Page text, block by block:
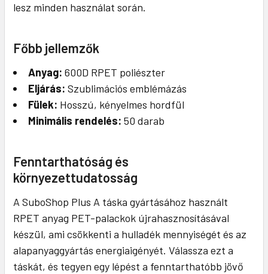
lesz minden használat során.
Főbb jellemzők
Anyag: 600D RPET poliészter
Eljárás: Szublimációs emblémázás
Fülek: Hosszú, kényelmes hordfül
Minimális rendelés: 50 darab
Fenntarthatóság és
környezettudatosság
A SuboShop Plus A táska gyártásához használt
RPET anyag PET-palackok újrahasznosításával
készül, ami csökkenti a hulladék mennyiségét és az
alapanyaggyártás energiaigényét. Válassza ezt a
táskát, és tegyen egy lépést a fenntarthatóbb jövő